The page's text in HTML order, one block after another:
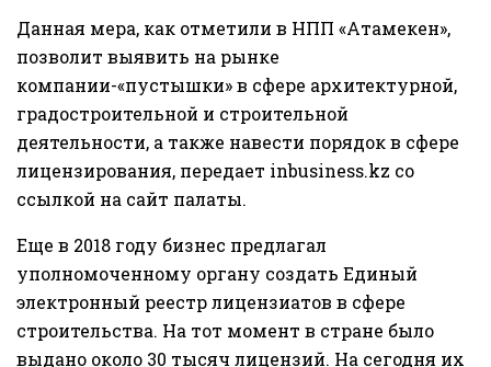
Данная мера, как отметили в НПП «Атамекен»,
позволит выявить на рынке
компании-«пустышки» в сфере архитектурной,
градостроительной и строительной
деятельности, а также навести порядок в сфере
лицензирования, передает inbusiness.kz со
ссылкой на сайт палаты.
Еще в 2018 году бизнес предлагал
уполномоченному органу создать Единый
электронный реестр лицензиатов в сфере
строительства. На тот момент в стране было
выдано около 30 тысяч лицензий. На сегодня их